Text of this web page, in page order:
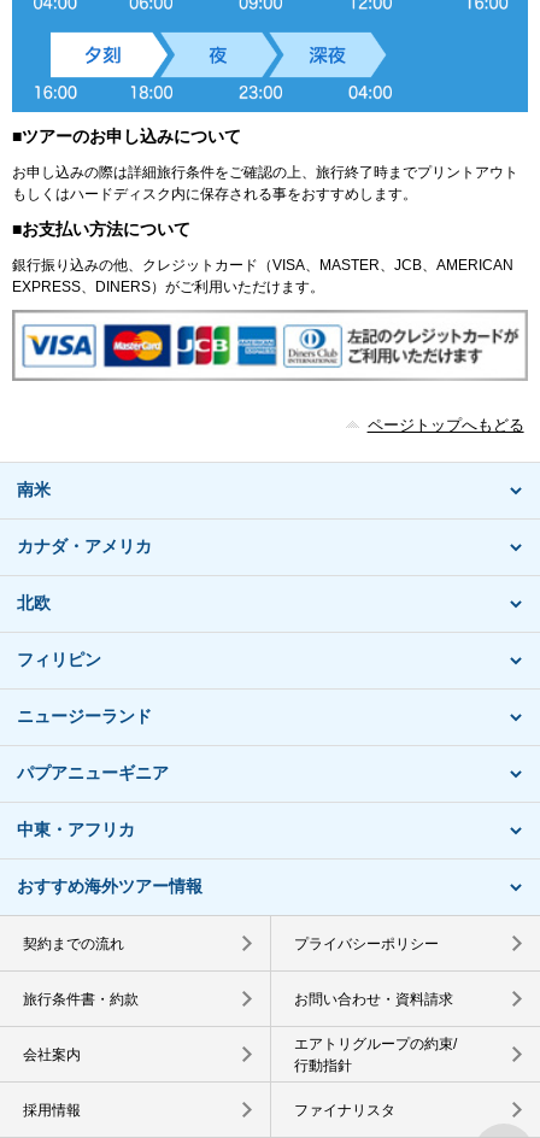
■ツアーのお申し込みについて
お申し込みの際は詳細旅行条件をご確認の上、旅行終了時までプリントアウト
もしくはハードディスク内に保存される事をおすすめします。
■お支払い方法について
銀行振り込みの他、クレジットカード（VISA、MASTER、JCB、AMERICAN
EXPRESS、DINERS）がご利用いただけます。
ページトップへもどる
南米
カナダ・アメリカ
北欧
フィリピン
ニュージーランド
パプアニューギニア
中東・アフリカ
おすすめ海外ツアー情報
契約までの流れ プライバシーポリシー
旅行条件書・約款 お問い合わせ・資料請求
会社案内
エアトリグループの約束/
行動指針
採用情報 ファイナリスタ